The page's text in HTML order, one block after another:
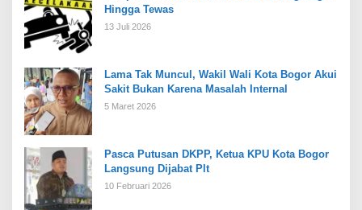
Hingga Tewas
13 Juli 2026
Lama Tak Muncul, Wakil Wali Kota Bogor Akui
Sakit Bukan Karena Masalah Internal
5 Maret 2026
Pasca Putusan DKPP, Ketua KPU Kota Bogor
Langsung Dijabat Plt
10 Februari 2026